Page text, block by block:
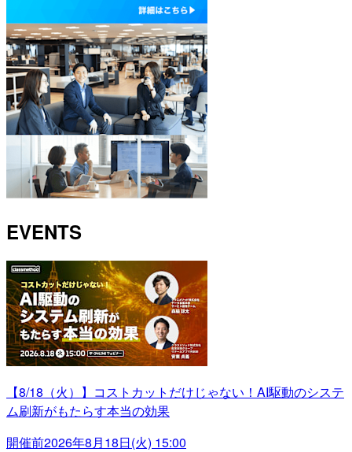
EVENTS
【8/18（火）】コストカットだけじゃない！AI駆動のシステ
ム刷新がもたらす本当の効果
開催前2026年8月18日(火) 15:00